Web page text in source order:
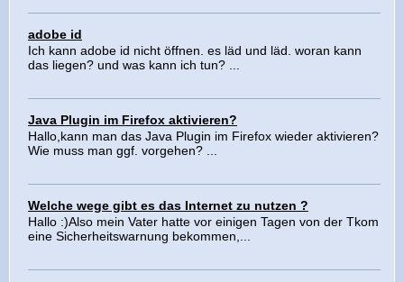
adobe id
Ich kann adobe id nicht öffnen. es läd und läd. woran kann
das liegen? und was kann ich tun? ...
Java Plugin im Firefox aktivieren?
Hallo,kann man das Java Plugin im Firefox wieder aktivieren?
Wie muss man ggf. vorgehen? ...
Welche wege gibt es das Internet zu nutzen ?
Hallo :)Also mein Vater hatte vor einigen Tagen von der Tkom
eine Sicherheitswarnung bekommen,...